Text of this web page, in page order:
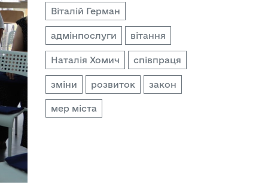
Віталій Герман
адмінпослуги вітання
Наталія Хомич співпраця
зміни розвиток закон
мер міста